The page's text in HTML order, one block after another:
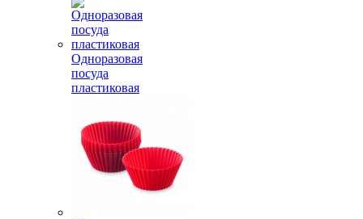
Одноразовая
посуда
пластиковая